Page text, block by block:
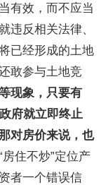
有效，而不应当
违反相关法律、
已经形成的土地
敢参与土地竞
现象，只要有
府就立即终止
对房价来说，也
住不炒”定位产
者一个错误信